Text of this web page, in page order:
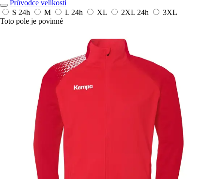
Průvodce velikostí
S 24h M L 24h XL 2XL 24h
3XL
Toto pole je povinné